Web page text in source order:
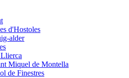
d'Hostoles
alder
Llierca
Miquel de Montella
de Finestres